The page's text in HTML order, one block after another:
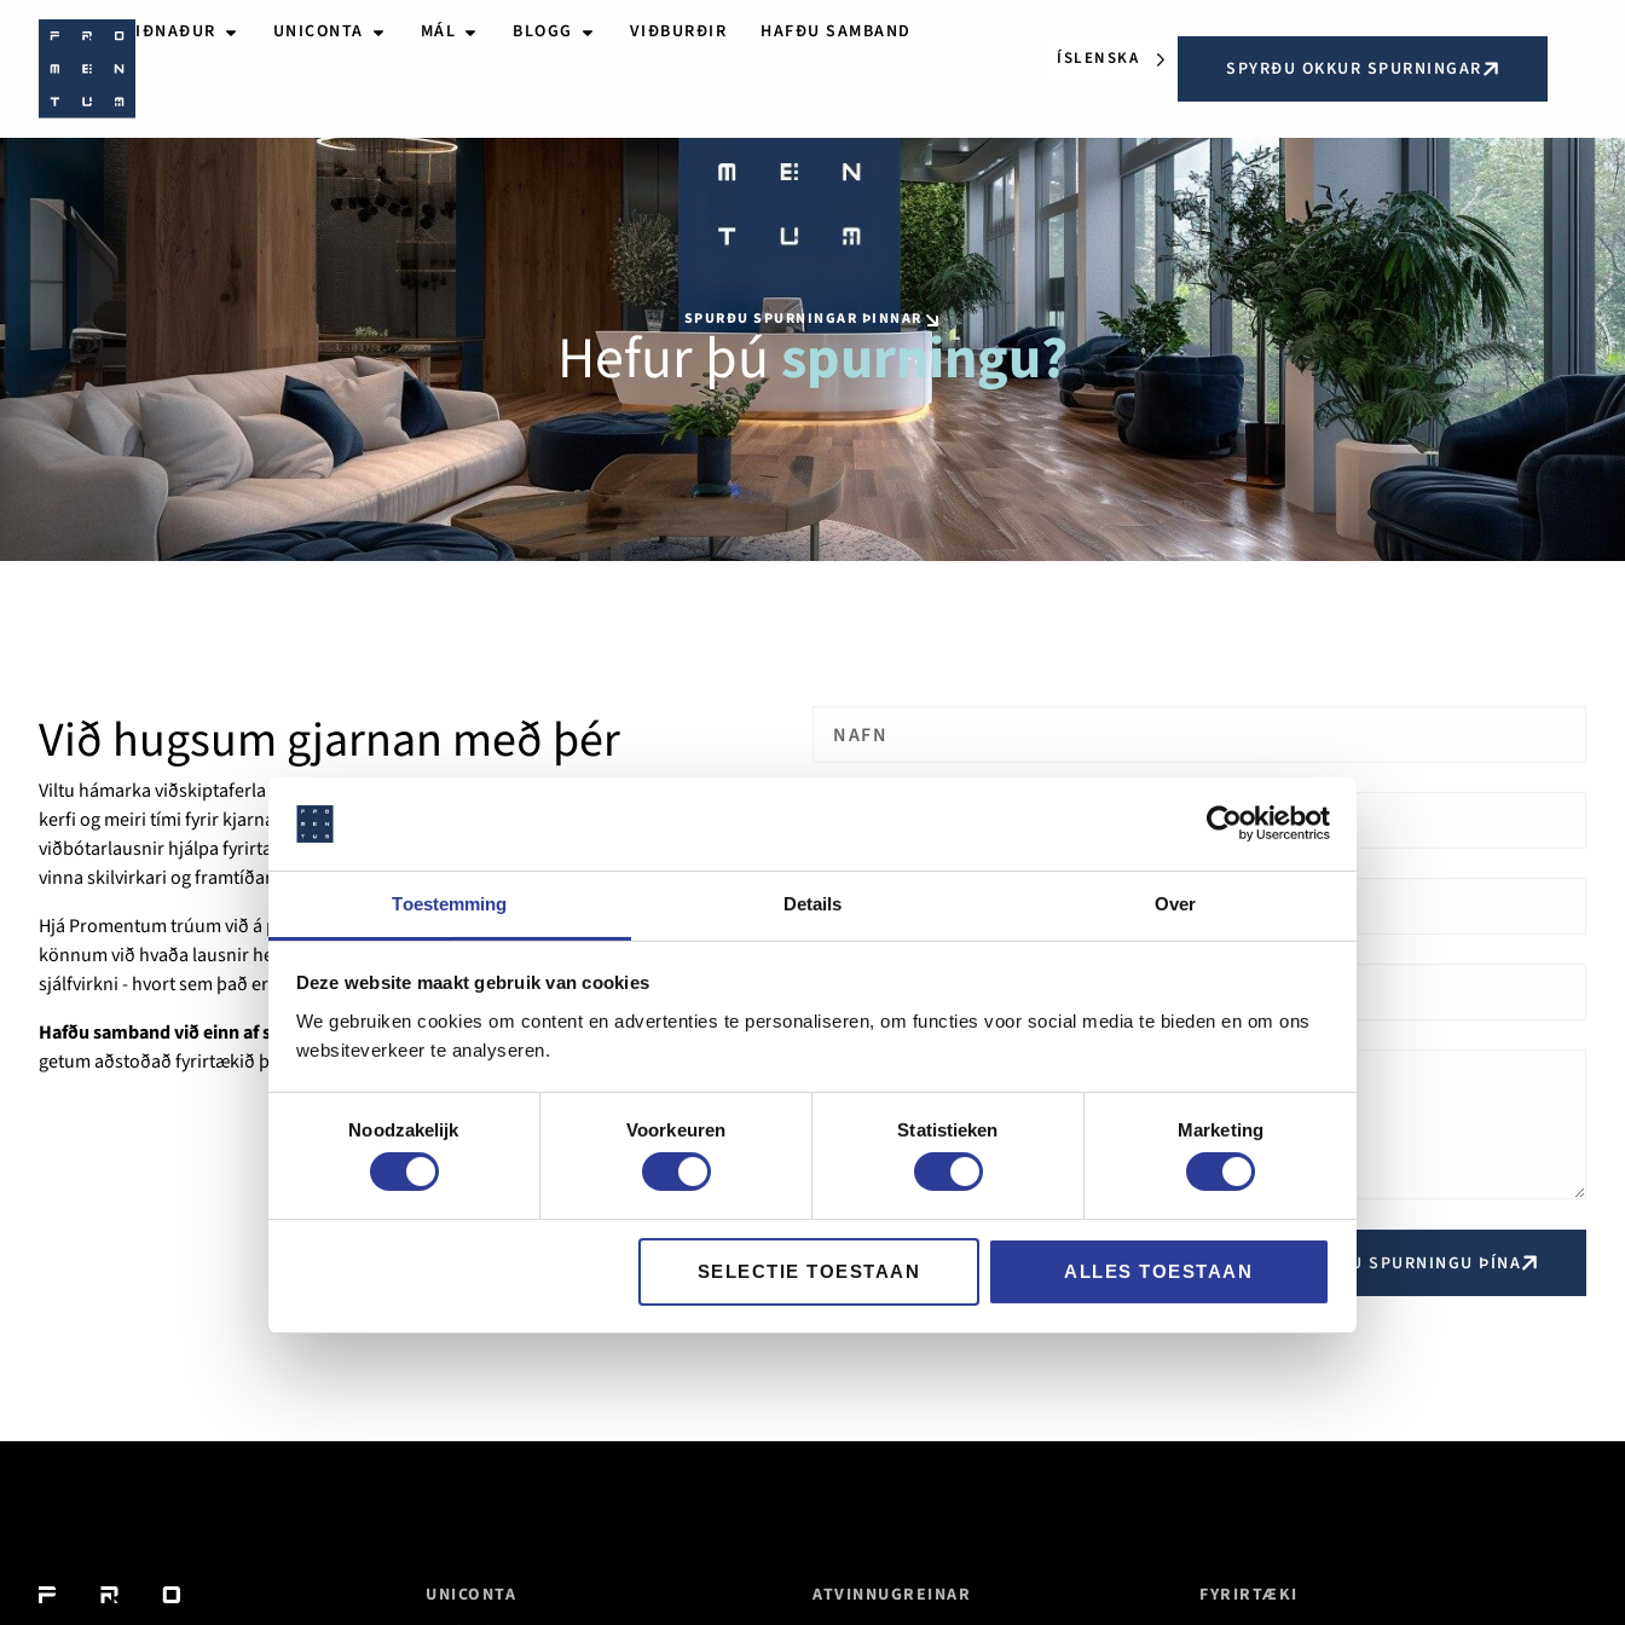
Toestemming Details Over
Deze website maakt gebruik van cookies
We gebruiken cookies om content en advertenties te personaliseren, om functies voor social media te bieden en om ons
websiteverkeer te analyseren.
Noodzakelijk
Voorkeuren Statistieken Marketing
SELECTIE TOESTAAN ALLES TOESTAAN
IÐNAÐUR UNICONTA MÁL BLOGG VIÐBURÐIR HAFÐU SAMBAND
ÍSLENSKA SPYRÐU OKKUR SPURNINGAR
SPURÐU SPURNINGAR ÞINNAR
Hefur þúspurningu?
Við hugsum gjarnan með þér
Viltu hámarka viðskiptaferla þína? Minni handavinna, lægri kostnaður, óaðfinnanlega samþætt
kerfi og meiri tími fyrir kjarnastarfsemi þína? Reynsla okkar af ERP kerfinu Uniconta og
viðbótarlausnir hjálpa fyrirtækjum í heildsölu, smásölu, faglegri þjónustu og framleiðslu að
vinna skilvirkari og framtíðarvænni.
Hjá Promentum trúum við á persónulega nálgun. Við hlustum á þig og teymið þitt og saman
könnum við hvaða lausnir henta fyrirtækinu þínu. Hugsaðu um okkur sem heildarlausn fyrir
sjálfvirkni - hvort sem það er birgðastjórnun, fjárhagsstjórnun, verkefnaáætlun eða reglufylgni.
Hafðu samband við einn af sérfræðingum okkar Uniconta í dag.Uppgötvaðu hvernig við
getum aðstoðað fyrirtækið þitt með snjöllum, sveigjanlegum lausnum sem virka.
SENDU SPURNINGU ÞÍNA
UNICONTA ATVINNUGREINAR FYRIRTÆKI